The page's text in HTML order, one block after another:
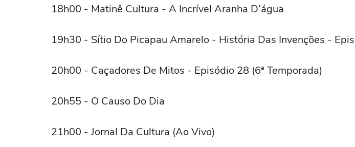
18h00 - Matinê Cultura - A Incrível Aranha D’água
19h30 - Sítio Do Picapau Amarelo - História Das Invenções -
20h00 - Caçadores De Mitos - Episódio 28 (6ª Temporada)
20h55 - O Causo Do Dia
21h00 - Jornal Da Cultura (Ao Vivo)